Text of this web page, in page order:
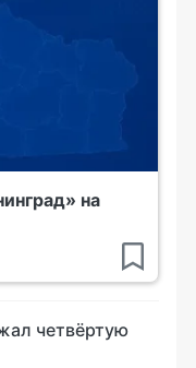
на
четвёртую